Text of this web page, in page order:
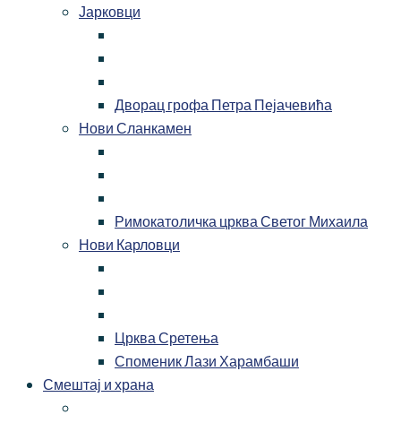
Јарковци
Дворац грофа Петра Пејачевића
Нови Сланкамен
Римокатоличка црква Светог Михаила
Нови Карловци
Црква Сретења
Споменик Лази Харамбаши
Смештај и храна